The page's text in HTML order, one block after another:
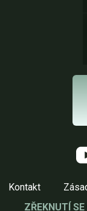
Kontakt
ZŘEKNUTÍ